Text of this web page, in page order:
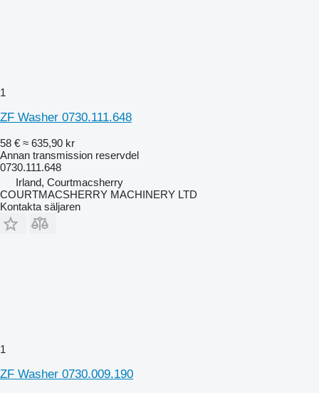
1
ZF Washer 0730.111.648
58 € ≈ 635,90 kr
Annan transmission reservdel
0730.111.648
Irland, Courtmacsherry
COURTMACSHERRY MACHINERY LTD
Kontakta säljaren
1
ZF Washer 0730.009.190